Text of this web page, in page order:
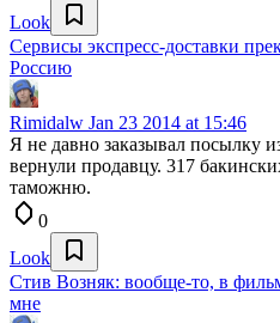
Look
Сервисы экспресс-доставки
Россию
Rimidalw Jan 23 2014 at 15:46
Я не давно заказывал посылку
вернули продавцу. 317
таможню.
0
Look
Стив Возняк: вообще-то, в
мне